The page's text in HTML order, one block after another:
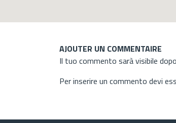
AJOUTER UN COMMENTAIRE
Il tuo commento sarà visibile
Per inserire un commento devi